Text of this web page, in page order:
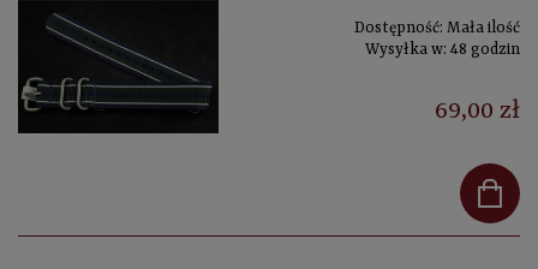
Dostępność: Mała ilość
Wysyłka w: 48 godzin
69,00 zł